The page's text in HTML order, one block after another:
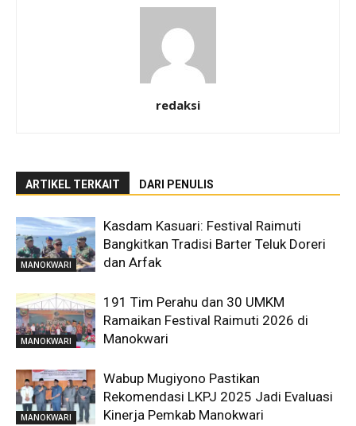
redaksi
ARTIKEL TERKAIT DARI PENULIS
MANOKWARI
Kasdam Kasuari: Festival Raimuti
Bangkitkan Tradisi Barter Teluk Doreri
dan Arfak
MANOKWARI
191 Tim Perahu dan 30 UMKM
Ramaikan Festival Raimuti 2026 di
Manokwari
MANOKWARI
Wabup Mugiyono Pastikan
Rekomendasi LKPJ 2025 Jadi Evaluasi
Kinerja Pemkab Manokwari